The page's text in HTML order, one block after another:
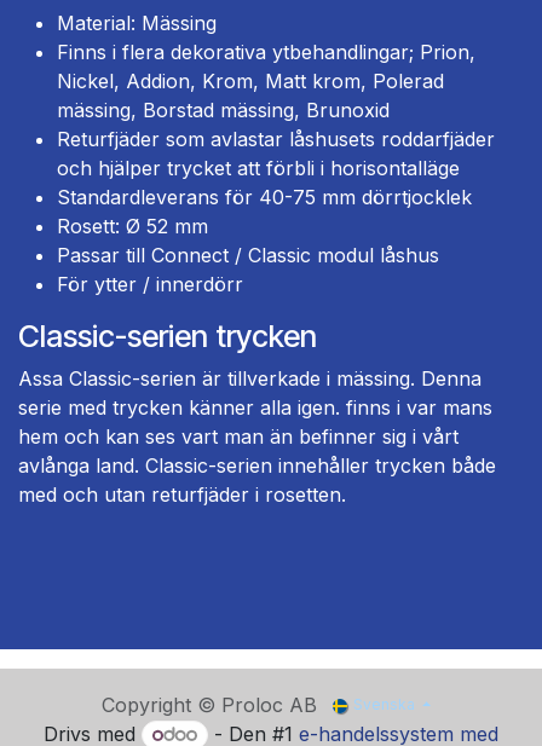
Material: Mässing
Finns i flera dekorativa ytbehandlingar; Prion,
Nickel, Addion, Krom, Matt krom, Polerad
mässing, Borstad mässing, Brunoxid
Returfjäder som avlastar låshusets roddarfjäder
och hjälper trycket att förbli i horisontalläge
Standardleverans för 40-75 mm dörrtjocklek
Rosett: Ø 52 mm
Passar till Connect / Classic modul låshus
För ytter / innerdörr
Classic-serien trycken
Assa Classic-serien är tillverkade i mässing. Denna
serie med trycken känner alla igen. finns i var mans
hem och kan ses vart man än befinner sig i vårt
avlånga land. Classic-serien innehåller trycken både
med och utan returfjäder i rosetten.
Copyright © Proloc AB Svenska
Drivs med - Den #1 e-handelssystem med